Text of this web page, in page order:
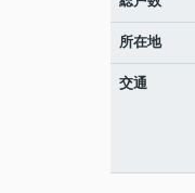
所在地
交通